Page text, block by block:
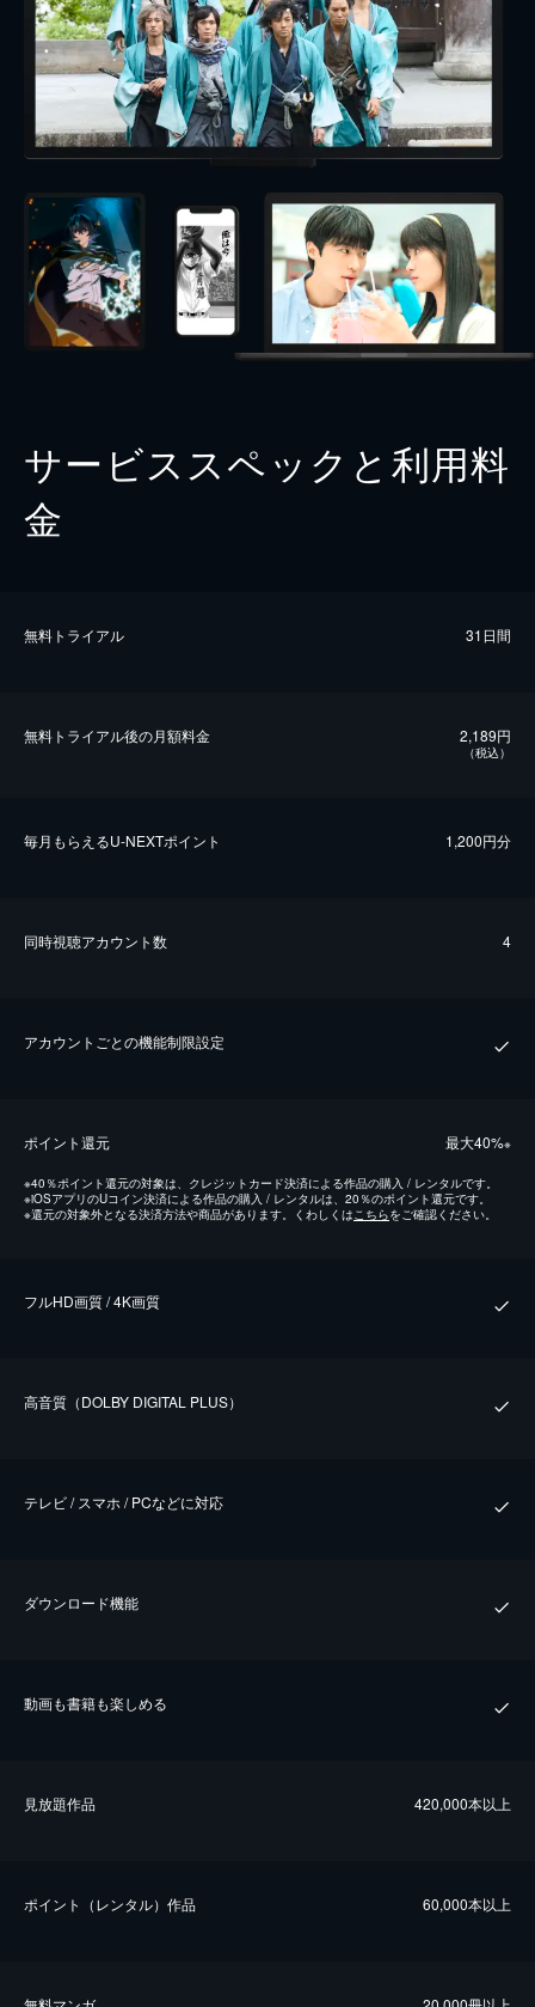
サービススペックと利用料
金
無料トライアル 31日間
無料トライアル後の⽉額料金 2,189円
（税込）
毎⽉もらえるU-NEXTポイント 1,200円分
同時視聴アカウント数 4
アカウントごとの機能制限設定
ポイント還元 最⼤40%※
※40％ポイント還元の対象は、クレジットカード決済による作品の購入 / レンタルです。
※iOSアプリのUコイン決済による作品の購入 / レンタルは、20％のポイント還元です。
※還元の対象外となる決済方法や商品があります。くわしくは こちらをご確認ください。
フルHD画質 / 4K画質
⾼⾳質（DOLBY DIGITAL PLUS）
テレビ / スマホ / PCなどに対応
ダウンロード機能
動画も書籍も楽しめる
⾒放題作品 420,000本以上
ポイント（レンタル）作品 60,000本以上